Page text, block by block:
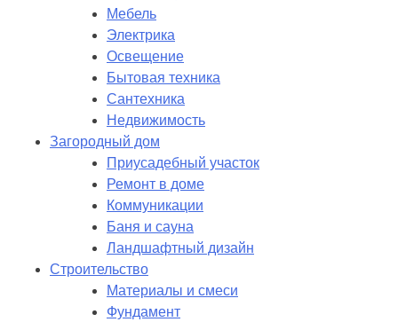
Мебель
Электрика
Освещение
Бытовая техника
Сантехника
Недвижимость
Загородный дом
Приусадебный участок
Ремонт в доме
Коммуникации
Баня и сауна
Ландшафтный дизайн
Строительство
Материалы и смеси
Фундамент